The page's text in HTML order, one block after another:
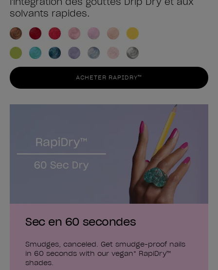
solvants rapides.
ACHETER RAPIDRY™
Sec en 60 secondes
Smudges, canceled. Get smudge-proof nails
in 60 seconds with our vegan* RapiDry™
shades.